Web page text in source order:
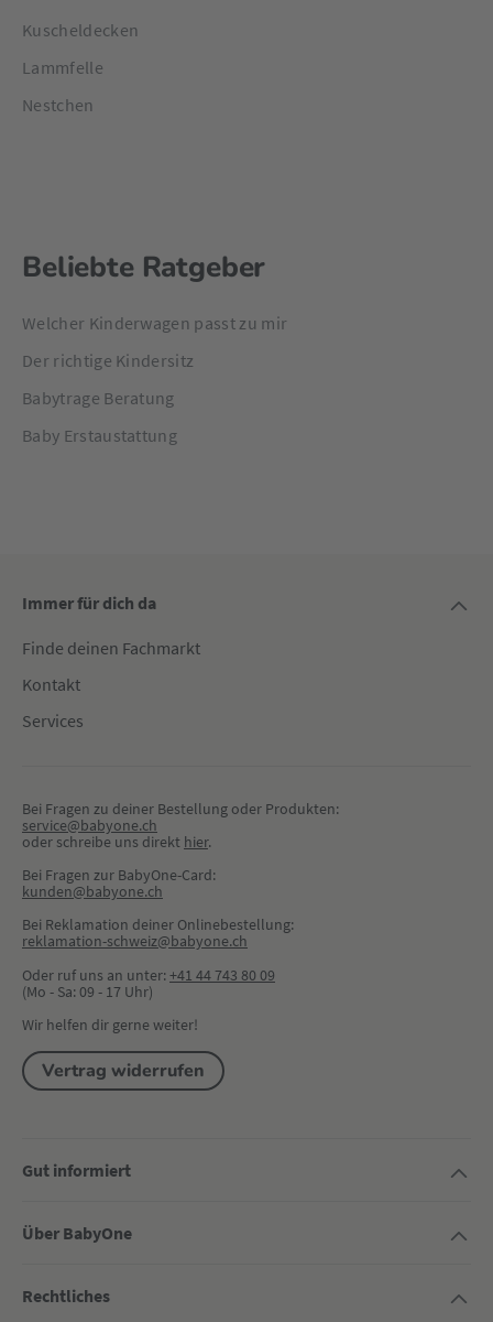
Kuscheldecken
Lammfelle
Nestchen
Beliebte Ratgeber
Welcher Kinderwagen passt zu mir
Der richtige Kindersitz
Babytrage Beratung
Baby Erstaustattung
Immer für dich da
Finde deinen Fachmarkt
Kontakt
Services
Bei Fragen zu deiner Bestellung oder Produkten:
service@babyone.ch
oder schreibe uns direkt hier.
Bei Fragen zur BabyOne-Card:
kunden@babyone.ch
Bei Reklamation deiner Onlinebestellung:
reklamation-schweiz@babyone.ch
Oder ruf uns an unter:+41 44 743 80 09
(Mo - Sa: 09 - 17 Uhr)
Wir helfen dir gerne weiter!
Vertrag widerrufen
Gut informiert
Über BabyOne
Rechtliches